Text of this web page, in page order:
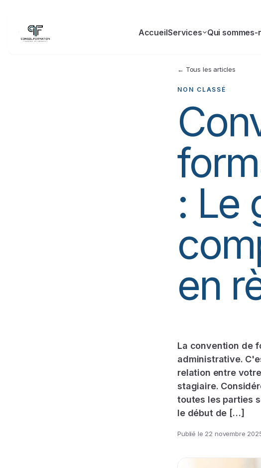
AccueilServices Qui sommes-
← Tous les articles
NON CLASSÉ
: Le
en
La convention de
administrative.
relation entre
stagiaire.
toutes les parties
le début de […]
Publié le 22 novembre